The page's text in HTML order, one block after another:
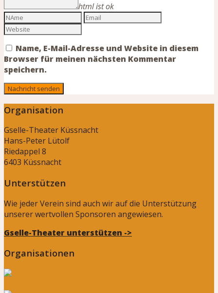
html ist ok
Name, E-Mail-Adresse und Website in diesem
Browser für meinen nächsten Kommentar
speichern.
Organisation
Gselle-Theater Küssnacht
Hans-Peter Lütolf
Riedappel 8
6403 Küssnacht
Unterstützen
Wie jeder Verein sind auch wir auf die Unterstützung
unserer wertvollen Sponsoren angewiesen.
Gselle-Theater unterstützen ->
Organisationen